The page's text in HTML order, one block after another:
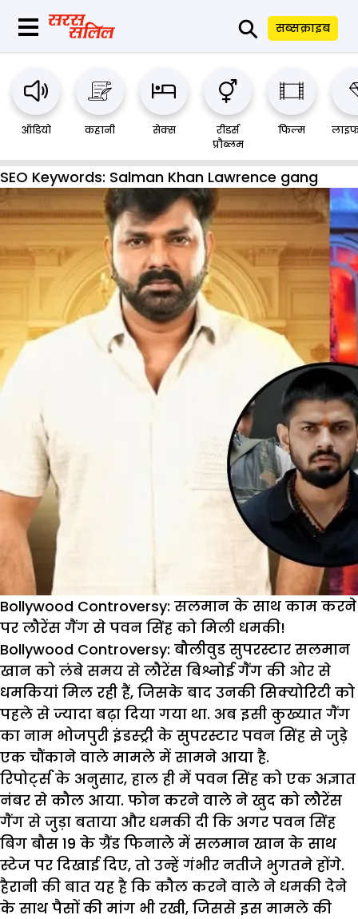
⚲ सब्सक्राइब
ऑडियो कहानी सेक्स
रीडर्स
प्रौब्लम
फिल्म
SEO Keywords: Salman Khan Lawrence gang
Bollywood Controversy: सलमान के साथ काम करने
पर लौरेंस गैंग से पवन सिंह को मिली धमकी!
Bollywood Controversy: बौलीवुड सुपरस्टार सलमान
खान को लंबे समय से लौरेंस बिश्नोई गैंग की ओर से
धमकियां मिल रही हैं, जिसके बाद उनकी सिक्योरिटी को
पहले से ज्यादा बढ़ा दिया गया था. अब इसी कुख्यात गैंग
का नाम भोजपुरी इंडस्ट्री के सुपरस्टार पवन सिंह से जुड़े
एक चौंकाने वाले मामले में सामने आया है.
रिपोर्ट्स के अनुसार, हाल ही में पवन सिंह को एक अज्ञात
नंबर से कौल आया. फोन करने वाले ने खुद को लौरेंस
गैंग से जुड़ा बताया और धमकी दी कि अगर पवन सिंह
बिग बौस 19 के ग्रैंड फिनाले में सलमान खान के साथ
स्टेज पर दिखाई दिए, तो उन्हें गंभीर नतीजे भुगतने होंगे.
हैरानी की बात यह है कि कौल करने वाले ने धमकी देने
के साथ पैसों की मांग भी रखी, जिससे इस मामले की